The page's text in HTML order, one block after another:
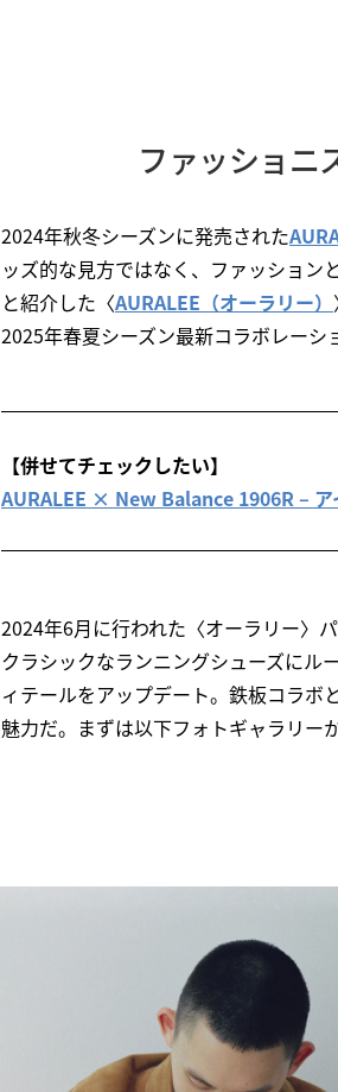
ファッショニ
2024年秋冬シーズンに発売された
ッズ的な見方ではなく、ファッション
と紹介した〈AURALEE（オーラリー）
2025年春夏シーズン最新コラボレーシ
【併せてチェックしたい】
AURALEE × New Balance 1906R –
2024年6月に行われた〈オーラリー〉
クラシックなランニングシューズにル
ィテールをアップデート。鉄板コラボ
魅力だ。まずは以下フォトギャラリー